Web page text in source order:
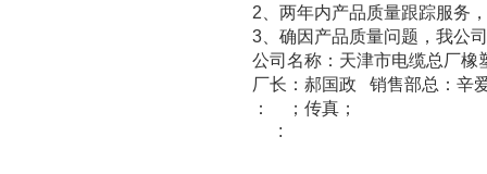
2、两年内产品质量跟踪服务
3、确因产品质量问题，我公
公司名称：天津市电缆总厂
厂长：郝国政
销售部总：辛
：
；传真；
: